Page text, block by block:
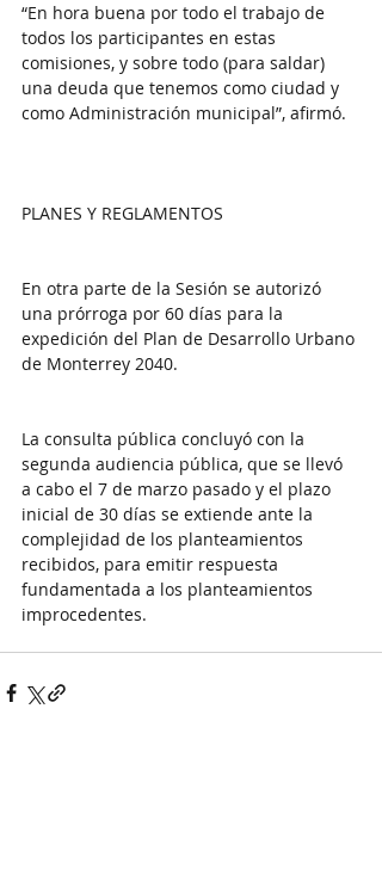
“En hora buena por todo el trabajo de
todos los participantes en estas
comisiones, y sobre todo (para saldar)
una deuda que tenemos como ciudad y
como Administración municipal”, afirmó.
PLANES Y REGLAMENTOS
En otra parte de la Sesión se autorizó
una prórroga por 60 días para la
expedición del Plan de Desarrollo Urbano
de Monterrey 2040.
La consulta pública concluyó con la
segunda audiencia pública, que se llevó
a cabo el 7 de marzo pasado y el plazo
inicial de 30 días se extiende ante la
complejidad de los planteamientos
recibidos, para emitir respuesta
fundamentada a los planteamientos
improcedentes.